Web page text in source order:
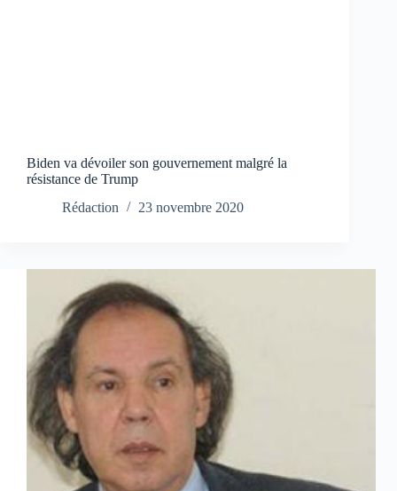
Biden va dévoiler son gouvernement malgré la
résistance de Trump
Rédaction
23 novembre 2020